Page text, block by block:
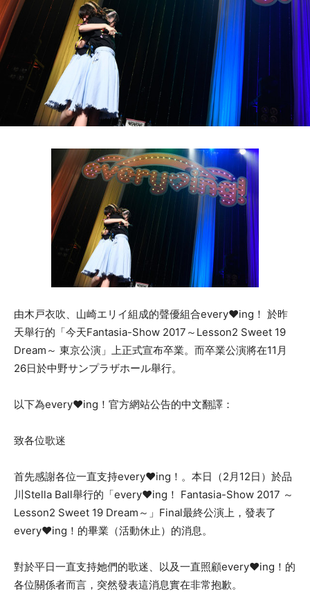
由木戸衣吹、山崎エリイ組成的聲優組合every♥ing！ 於昨
天舉行的「今天Fantasia-Show 2017～Lesson2 Sweet 19
Dream～ 東京公演」上正式宣布卒業。而卒業公演將在11月
26日於中野サンプラザホール舉行。
以下為every♥ing！官方網站公告的中文翻譯：
致各位歌迷
首先感謝各位一直支持every♥ing！。本日（2月12日）於品
川Stella Ball舉行的「every♥ing！ Fantasia-Show 2017 ～
Lesson2 Sweet 19 Dream～」Final最終公演上，發表了
every♥ing！的畢業（活動休止）的消息。
對於平日一直支持她們的歌迷、以及一直照顧every♥ing！的
各位關係者而言，突然發表這消息實在非常抱歉。